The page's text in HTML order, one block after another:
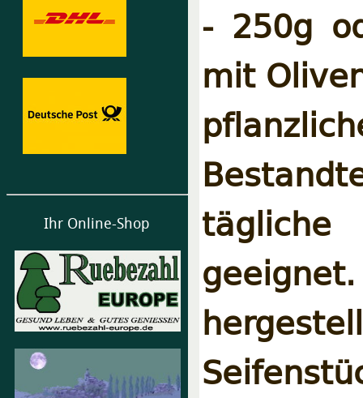
Ihr Online-Shop
- 250g
mit